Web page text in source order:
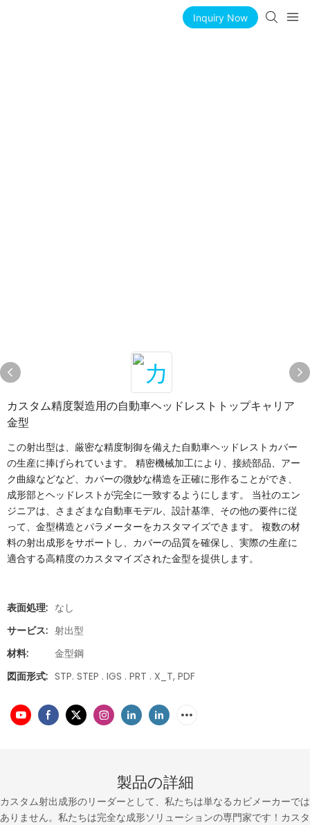
Inquiry Now
カスタム精度製造用の自動車ヘッドレストトップキャリア
金型
この射出型は、厳密な精度制御を備えた自動車ヘッドレストカバー
の生産に捧げられています。 精密機械加工により、接続部品、アー
ク曲線などなど、カバーの微妙な構造を正確に形作ることができ、
成形部とヘッドレストが完全に一致するようにします。 当社のエン
ジニアは、さまざまな自動車モデル、設計基準、その他の要件に従
って、金型構造とパラメーターをカスタマイズできます。 複数の材
料の射出成形をサポートし、カバーの品質を確保し、実際の生産に
適合する高精度のカスタマイズされた金型を提供します。 ​
表面処理: なし
サービス: 射出型
材料:
金型鋼
図面形式: STP. STEP . IGS . PRT . X_T, PDF
製品の詳細
カスタム射出成形のリーダーとして、私たちは単なるカビメーカーでは
ありません。私たちは完全な成形ソリューションの専門家です！カスタ